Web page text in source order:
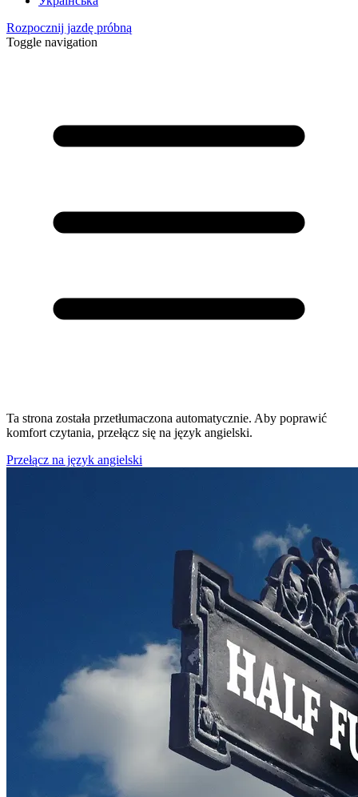
Rozpocznij jazdę próbną
Toggle navigation
Ta strona została przetłumaczona automatycznie. Aby poprawić
komfort czytania, przełącz się na język angielski.
Przełącz na język angielski